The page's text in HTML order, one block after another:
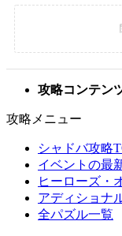
攻略コンテン
攻略メニュー
シャドバ攻略
イベントの最
ヒーローズ・
アディショナ
全パズル一覧